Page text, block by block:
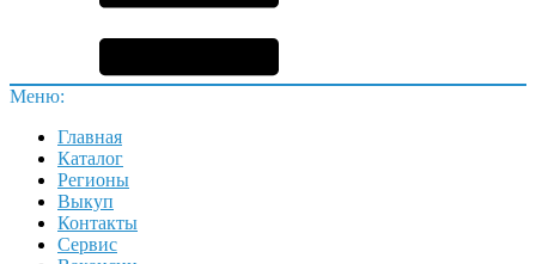
Меню:
Главная
Каталог
Регионы
Выкуп
Контакты
Сервис